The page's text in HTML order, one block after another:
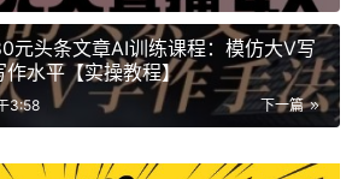
元头条文章AI训练课程：模仿大V写
水平【实操教程】
下一篇
3:58